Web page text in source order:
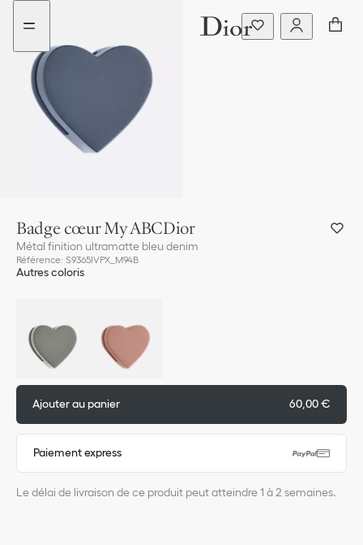
Aller
menu
Aller
contenu
Badge cœur My ABCDior
Métal finition ultramatte bleu denim
Référence: S9365IVPX_M94B
Autres coloris
Ajouter au panier 60,00 €
Paiement express
Le délai de livraison de ce produit peut atteindre 1 à 2 semaines.